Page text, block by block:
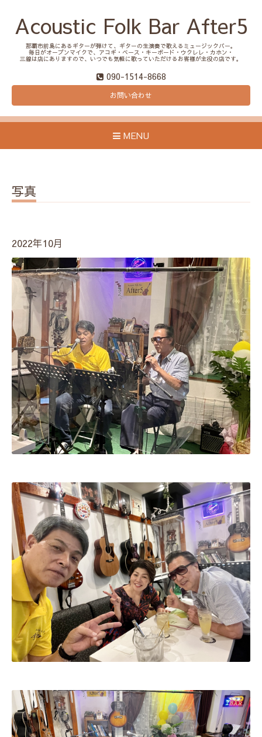
Acoustic Folk Bar After5
那覇市前島にあるギターが弾けて、ギターの生演奏で歌えるミュージックバー。
毎日がオープンマイクで、アコギ・ベース・キーボード・ウクレレ・カホン・
三線は店にありますので、いつでも気軽に歌っていただけるお客様が主役の店です。
090-1514-8668
お問い合わせ
MENU
写真
2022年10月